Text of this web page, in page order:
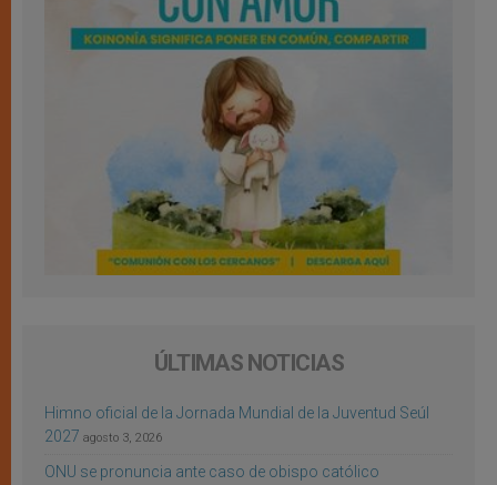
ÚLTIMAS NOTICIAS
Himno oficial de la Jornada Mundial de la Juventud Seúl
2027 agosto 3, 2026
ONU se pronuncia ante caso de obispo católico